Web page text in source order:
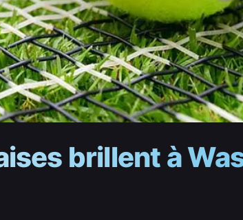
brillent à